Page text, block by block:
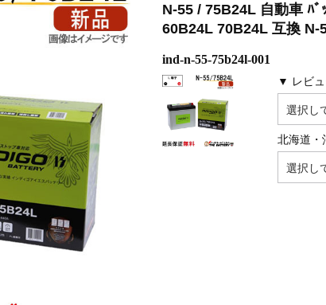
N-55 / 75B24L 自動車 ﾊﾞ
60B24L 70B24L 互換 N-
ind-n-55-75b24l-001
▼ レビュ
北海道・